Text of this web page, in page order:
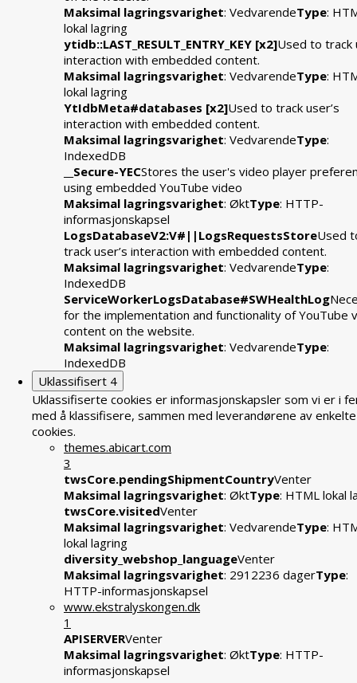
Maksimal lagringsvarighet: VedvarendeType:
lokal lagring
ytidb::LAST_RESULT_ENTRY_KEY [x2]Used to track
interaction with embedded content.
Maksimal lagringsvarighet: VedvarendeType:
lokal lagring
YtIdbMeta#databases [x2]Used to track user’s
interaction with embedded content.
Maksimal lagringsvarighet: VedvarendeType:
IndexedDB
__Secure-YECStores the user's video player
using embedded YouTube video
Maksimal lagringsvarighet: ØktType: HTTP-
informasjonskapsel
LogsDatabaseV2:V#||LogsRequestsStoreUsed
track user’s interaction with embedded content.
Maksimal lagringsvarighet: VedvarendeType:
IndexedDB
ServiceWorkerLogsDatabase#SWHealthLog
for the implementation and functionality of YouTube
content on the website.
Maksimal lagringsvarighet: VedvarendeType:
IndexedDB
Uklassifisert 4
Uklassifiserte cookies er informasjonskapsler som vi er i
med å klassifisere, sammen med leverandørene av enkelte
cookies.
themes.abicart.com
3
twsCore.pendingShipmentCountryVenter
Maksimal lagringsvarighet: ØktType: HTML lokal
twsCore.visitedVenter
Maksimal lagringsvarighet: VedvarendeType:
lokal lagring
diversity_webshop_languageVenter
Maksimal lagringsvarighet: 2912236 dagerType:
HTTP-informasjonskapsel
www.ekstralyskongen.dk
1
APISERVERVenter
Maksimal lagringsvarighet: ØktType: HTTP-
informasjonskapsel